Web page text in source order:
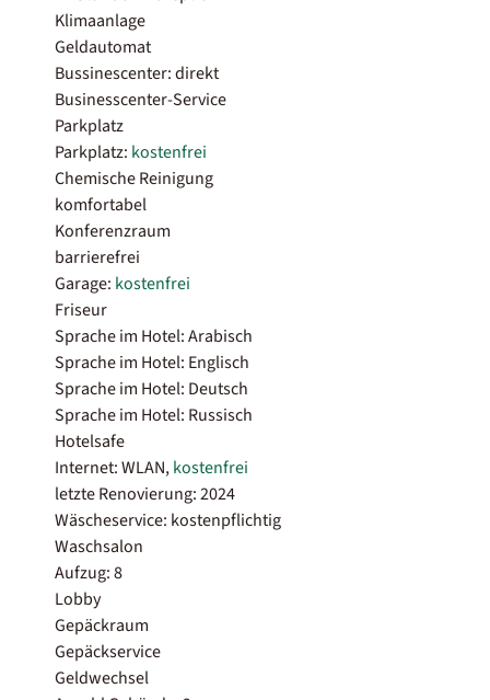
Klimaanlage
Geldautomat
Bussinescenter: direkt
Businesscenter-Service
Parkplatz
Parkplatz: kostenfrei
Chemische Reinigung
komfortabel
Konferenzraum
barrierefrei
Garage: kostenfrei
Friseur
Sprache im Hotel: Arabisch
Sprache im Hotel: Englisch
Sprache im Hotel: Deutsch
Sprache im Hotel: Russisch
Hotelsafe
Internet: WLAN,kostenfrei
letzte Renovierung: 2024
Wäscheservice: kostenpflichtig
Waschsalon
Aufzug: 8
Lobby
Gepäckraum
Gepäckservice
Geldwechsel